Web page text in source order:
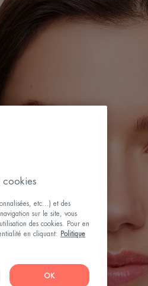
cookies
etc...) et des
sur le site, vous
des cookies. Pour en
en cliquant:
Politique
OK